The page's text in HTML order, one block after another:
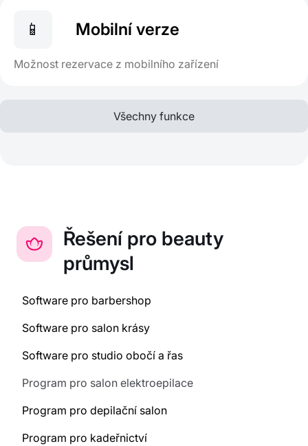
📱 Mobilní verze
Možnost rezervace z mobilního zařízení
Všechny funkce
Řešení pro beauty
průmysl
Software pro barbershop
Software pro salon krásy
Software pro studio obočí a řas
Program pro salon elektroepilace
Program pro depilační salon
Program pro kadeřnictví